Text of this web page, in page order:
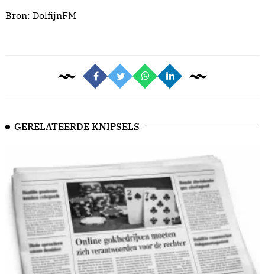
Bron: DolfijnFM
GERELATEERDE KNIPSELS